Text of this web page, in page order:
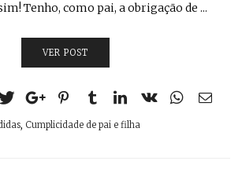
Tenho, como pai, a obrigação de ...
VER POST
, Cumplicidade de pai e filha